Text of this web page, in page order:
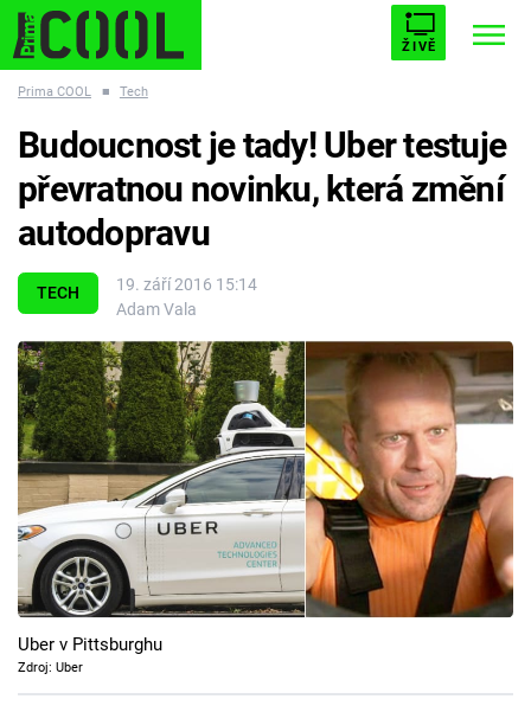
ŽIVĚ
ESCAPE PLNEJ KOTEL AVENGERS 5
Témata
Filmy
Seriály
Hry
Cool Esport
Pořady
TV Program
Prima COOL ■ Tech
TECH
19. září 2016 15:14
Adam Vala
Budoucnost je tady! Uber testuje
převratnou novinku, která změní
autodopravu
Uber v Pittsburghu
Zdroj: Uber